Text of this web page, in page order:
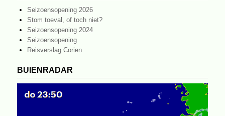
Seizoensopening 2026
Stom toeval, of toch niet?
Seizoensopening 2024
Seizoensopening
Reisverslag Corien
BUIENRADAR